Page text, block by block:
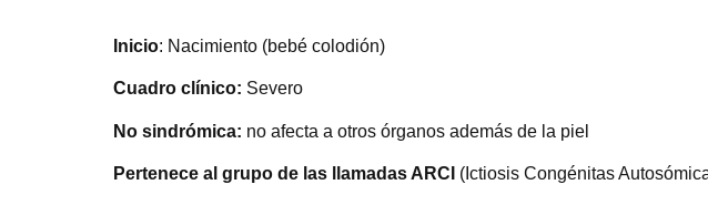
Inicio: Nacimiento (bebé colodión)
Cuadro clínico: Severo
No sindrómica: no afecta a otros órganos además de la piel
Pertenece al grupo de las llamadas ARCI (Ictiosis Congénitas